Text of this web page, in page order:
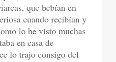
que bebían en
cuando recibían y
lo he visto muchas
en casa de
lo trajo consigo del